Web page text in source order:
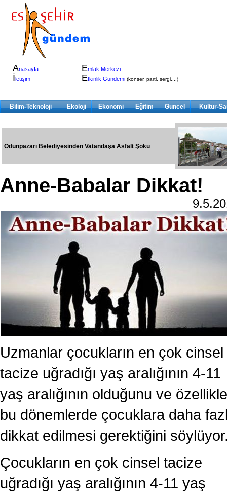
Anasayfa
İletişim
Emlak Merkezi
Etkinlik Gündemi (konser, parti, sergi,...)
Bilim-Teknoloji Ekoloji Ekonomi Eğitim Güncel Kültür-
Odunpazarı Belediyesinden Vatandaşa Asfalt Şoku
Anne-Babalar Dikkat!
Uzmanlar çocukların en çok cinsel
tacize uğradığı yaş aralığının 4-11
yaş aralığının olduğunu ve özellikle
bu dönemlerde çocuklara daha
dikkat edilmesi gerektiğini
Çocukların en çok cinsel tacize
uğradığı yaş aralığının 4-11 yaş